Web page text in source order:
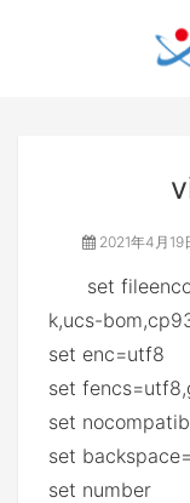
2021年4月19
set
k,ucs-
set enc=utf8
set
set
set
set number